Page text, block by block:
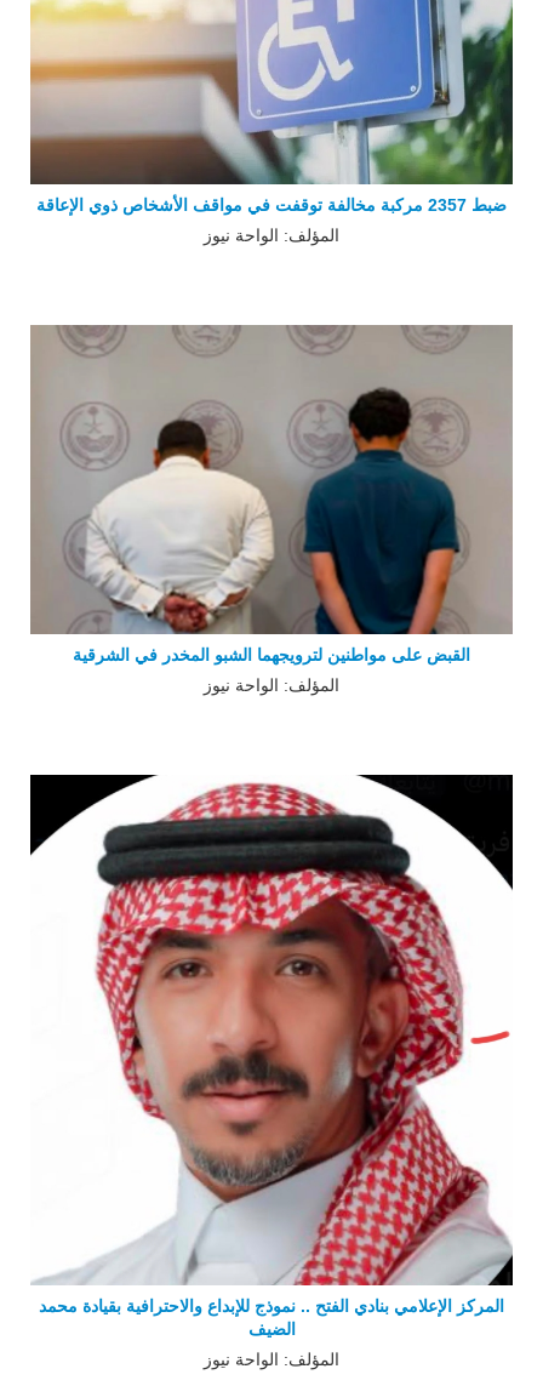
ضبط 2357 مركبة مخالفة توقفت في مواقف الأشخاص ذوي الإعاقة
المؤلف: الواحة نيوز
القبض على مواطنين لترويجهما الشبو المخدر في الشرقية
المؤلف: الواحة نيوز
المركز الإعلامي بنادي الفتح .. نموذج للإبداع والاحترافية بقيادة محمد
الضيف
المؤلف: الواحة نيوز